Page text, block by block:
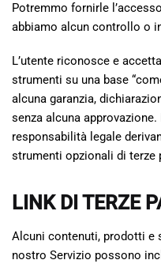
Potremmo fornirle
abbiamo alcun controllo o
L’utente riconosce e
strumenti su una base
alcuna garanzia,
senza alcuna
responsabilità legale
strumenti opzionali di terze
LINK DI TERZE
Alcuni contenuti, prodotti e
nostro Servizio possono